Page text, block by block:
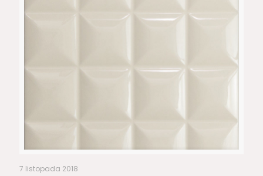
7 listopada 2018